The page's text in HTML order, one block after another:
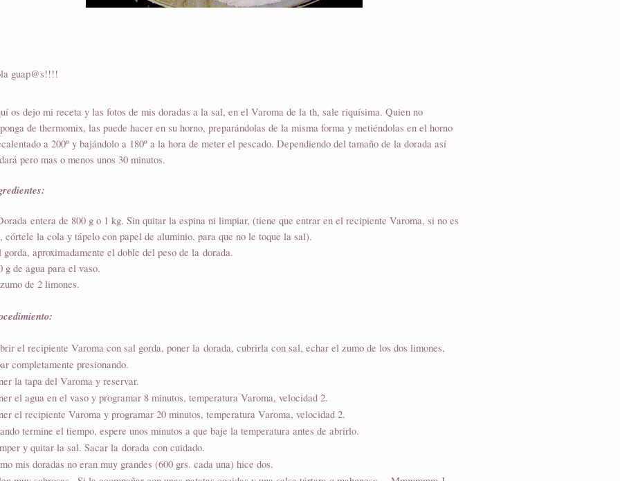
guap@s!!!!
os dejo mi receta y las fotos de mis doradas a la sal, en el Varoma de la th, sale riquísima. Quien no
de thermomix, las puede hacer en su horno, preparándolas de la misma forma y metiéndolas en el horno
a 200º y bajándolo a 180º a la hora de meter el pescado. Dependiendo del tamaño de la dorada así
pero mas o menos unos 30 minutos.
entera de 800 g o 1 kg. Sin quitar la espina ni limpiar, (tiene que entrar en el recipiente Varoma, si no es
córtele la cola y tápelo con papel de aluminio, para que no le toque la sal).
gorda, aproximadamente el doble del peso de la dorada.
g de agua para el vaso.
de 2 limones.
el recipiente Varoma con sal gorda, poner la dorada, cubrirla con sal, echar el zumo de los dos limones,
completamente presionando.
la tapa del Varoma y reservar.
el agua en el vaso y programar 8 minutos, temperatura Varoma, velocidad 2.
el recipiente Varoma y programar 20 minutos, temperatura Varoma, velocidad 2.
termine el tiempo, espere unos minutos a que baje la temperatura antes de abrirlo.
y quitar la sal. Sacar la dorada con cuidado.
mis doradas no eran muy grandes (600 grs. cada una) hice dos.